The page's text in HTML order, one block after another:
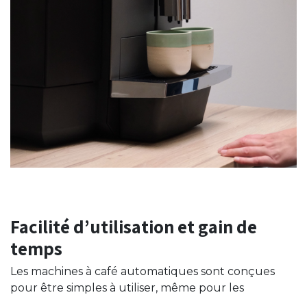
Facilité d’utilisation et gain de
temps
Les machines à café automatiques sont conçues
pour être simples à utiliser, même pour les